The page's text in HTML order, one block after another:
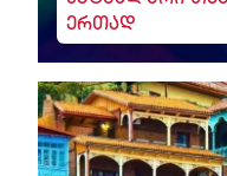
ერთად